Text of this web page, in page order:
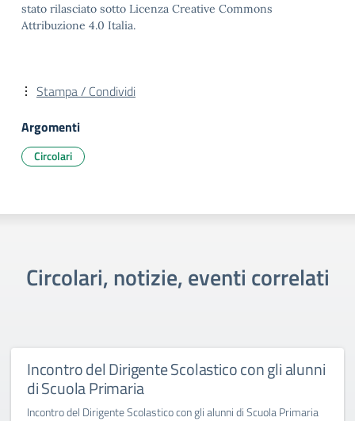
stato rilasciato sotto Licenza Creative Commons
Attribuzione 4.0 Italia.
Stampa / Condividi
Argomenti
Circolari
Circolari, notizie, eventi correlati
Incontro del Dirigente Scolastico con gli alunni
di Scuola Primaria
Incontro del Dirigente Scolastico con gli alunni di Scuola Primaria